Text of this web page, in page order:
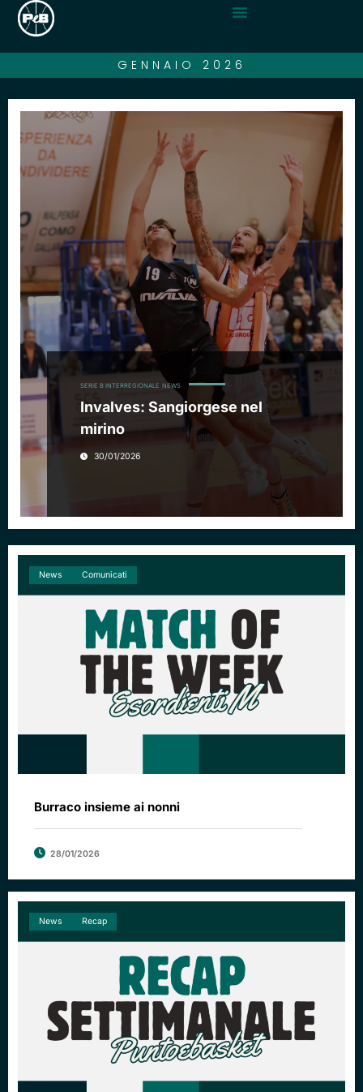
GENNAIO 2026
SERIE B INTERREGIONALE NEWS
Invalves: Sangiorgese nel
mirino
30/01/2026
News Comunicati
Burraco insieme ai nonni
28/01/2026
News Recap